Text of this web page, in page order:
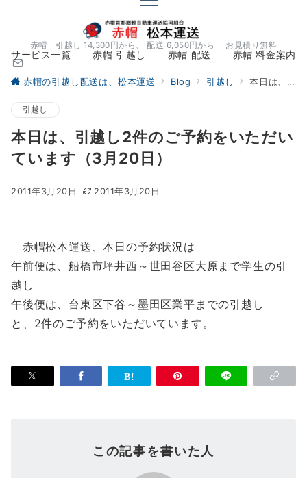
赤帽 引越し 14,300円から、 配送 6,050円から お見積り無料
サービス一覧 赤帽 引越し 赤帽 配送 赤帽 料金案内
赤帽の引越し配送は、松本運送 Blog 引越し 本日は、引越し2件のご予約をいただいています（3月20日）
引越し
本日は、引越し2件のご予約をいただい
ています（3月20日）
2011年3月20日 2011年3月20日
赤帽松本運送、本日の予約状況は
午前便は、船橋市坪井西～世田谷区大原まで学生の引
越し
午後便は、台東区下谷～墨田区業平までの引越し
と、2件のご予約をいただいています。
この記事を書いた人